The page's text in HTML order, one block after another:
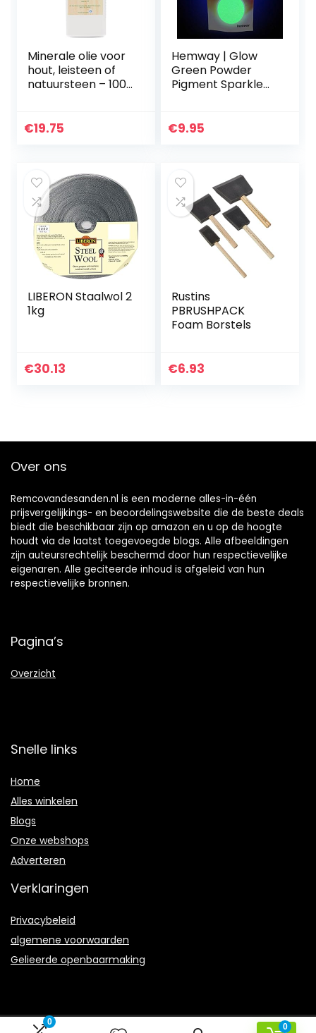
0
0
Minerale olie voor
hout, leisteen of
natuursteen – 1000
€19.75
Hemway | Glow
Green Powder
Pigment Sparkle
epoxyhars,
€9.95
LIBERON Staalwol 2
1kg
€30.13
Rustins
PBRUSHPACK
Foam Borstels
€6.93
Over ons
Remcovandesanden.nl is een moderne alles-in-één
prijsvergelijkings- en beoordelingswebsite die de beste deals
biedt die beschikbaar zijn op amazon en u op de hoogte
houdt via de laatst toegevoegde blogs. Alle afbeeldingen
zijn auteursrechtelijk beschermd door hun respectievelijke
eigenaren. Alle geciteerde inhoud is afgeleid van hun
respectievelijke bronnen.
Pagina’s
Overzicht
Snelle links
Home
Alles winkelen
Blogs
Onze webshops
Adverteren
Verklaringen
Privacybeleid
algemene voorwaarden
Gelieerde openbaarmaking